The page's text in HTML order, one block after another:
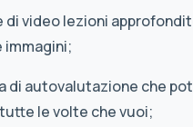
di video lezioni
immagini;
di autovalutazione che
le volte che vuoi;